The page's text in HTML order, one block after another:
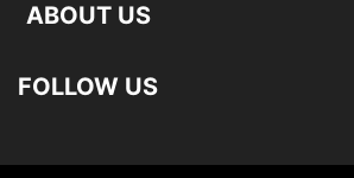
ABOUT US
FOLLOW US